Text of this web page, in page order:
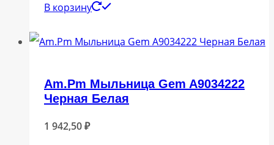
В корзину
Am.Pm Мыльница Gem A9034222
Черная Белая
1 942,50₽